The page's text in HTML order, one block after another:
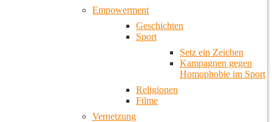
Empowerment
Geschichten
Sport
Setz ein Zeichen
Kampagnen gegen
Homophobie im Sport
Religionen
Filme
Vernetzung